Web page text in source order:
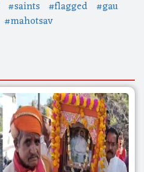
#saints #flagged #gau
#mahotsav